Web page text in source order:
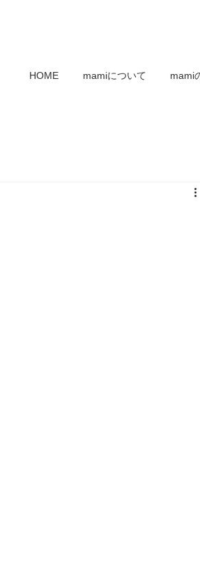
HOME mamiについて mami